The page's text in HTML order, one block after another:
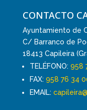
CONTACTO
Ayuntamiento de
C/ Barranco de
18413 Capileira
TELÉFONO: 958
FAX: 958 76 34
EMAIL: